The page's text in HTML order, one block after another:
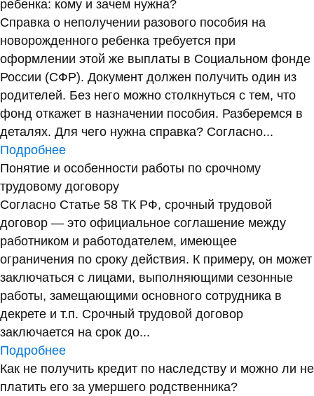
ребенка: кому и зачем нужна?
Справка о неполучении разового пособия на
новорожденного ребенка требуется при
оформлении этой же выплаты в Социальном фонде
России (СФР). Документ должен получить один из
родителей. Без него можно столкнуться с тем, что
фонд откажет в назначении пособия. Разберемся в
деталях. Для чего нужна справка? Согласно...
Подробнее
Понятие и особенности работы по срочному
трудовому договору
Согласно Статье 58 ТК РФ, срочный трудовой
договор — это официальное соглашение между
работником и работодателем, имеющее
ограничения по сроку действия. К примеру, он может
заключаться с лицами, выполняющими сезонные
работы, замещающими основного сотрудника в
декрете и т.п. Срочный трудовой договор
заключается на срок до...
Подробнее
Как не получить кредит по наследству и можно ли не
платить его за умершего родственника?